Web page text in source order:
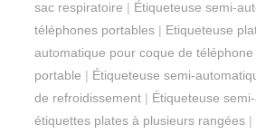
sac respiratoire | Étiqueteuse semi-
téléphones portables | Etiqueteuse
automatique pour coque de téléphone
portable | Étiqueteuse semi-
de refroidissement | Étiqueteuse
étiquettes plates à plusieurs rangées |